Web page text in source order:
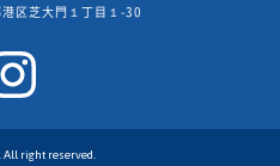
区芝大門１丁目１-30
All right reserved.